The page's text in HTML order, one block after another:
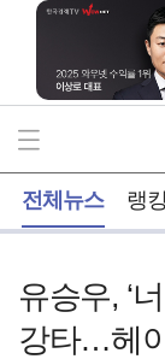
전체뉴스 랭
유승우, ‘
강타…헤